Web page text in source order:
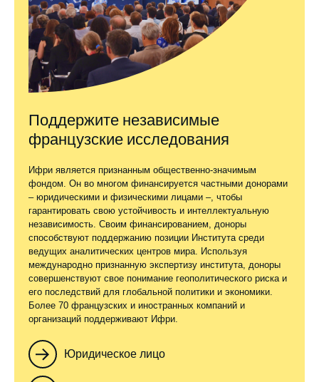
Поддержите независимые
французские исследования
Ифри является признанным общественно-значимым
фондом. Он во многом финансируется частными донорами
– юридическими и физическими лицами –, чтобы
гарантировать свою устойчивость и интеллектуальную
независимость. Своим финансированием, доноры
способствуют поддержанию позиции Института среди
ведущих аналитических центров мира. Используя
международно признанную экспертизу института, доноры
совершенствуют свое понимание геополитического риска и
его последствий для глобальной политики и экономики.
Более 70 французских и иностранных компаний и
организаций поддерживают Ифри.
Юридическое лицо